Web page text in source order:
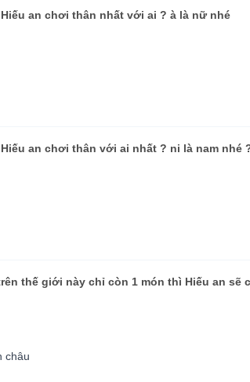
an chơi thân nhất với ai ? à là nữ nhé
an chơi thân với ai nhất ? ni là nam nhé
thế giới này chỉ còn 1 món thì Hiếu an sẽ
châu